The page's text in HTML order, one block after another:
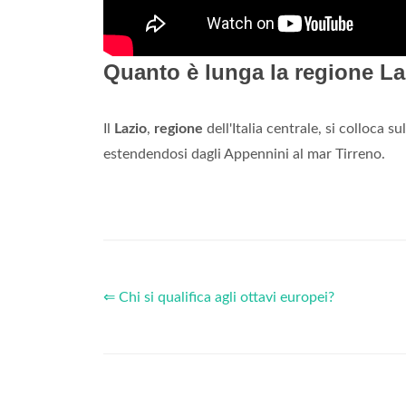
Quanto è lunga la regione
Lazio, regione dell'Italia centrale, si colloca
estendendosi dagli Appennini al mar Tirreno.
⇐ Chi si qualifica agli ottavi europei?